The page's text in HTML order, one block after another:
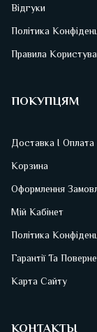
Відгуки
Політика
Правила
ПОКУПЦЯМ
Доставка І Оплата
Корзина
Оформлення
Мій Кабінет
Політика
Гарантії Та
Карта Сайту
КОНТАКТЫ